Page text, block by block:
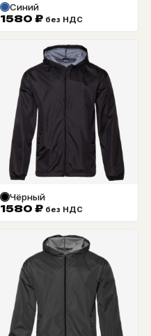
Синий
1580₽ без НДС
Чёрный
1580₽ без НДС